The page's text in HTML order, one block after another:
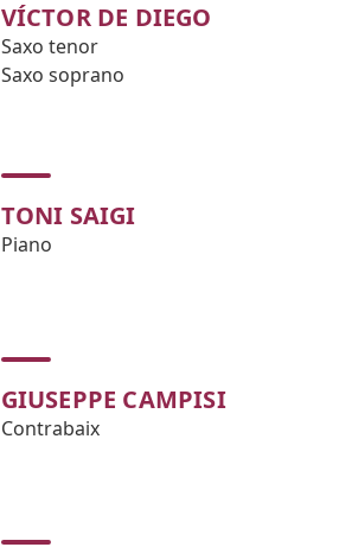
VÍCTOR DE DIEGO
Saxo tenor
Saxo soprano
TONI SAIGI
Piano
GIUSEPPE CAMPISI
Contrabaix